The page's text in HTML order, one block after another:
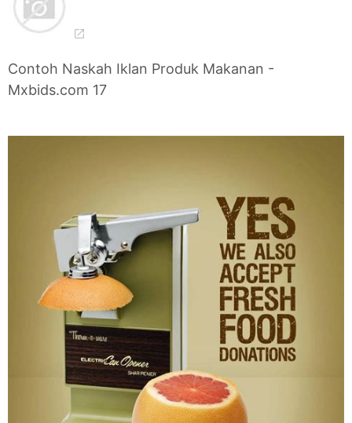
Contoh Naskah Iklan Produk Makanan -
Mxbids.com 17